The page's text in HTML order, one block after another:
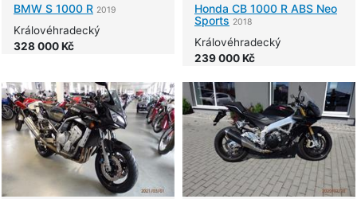
BMW S 1000 R 2019
Královéhradecký
328 000 Kč
Honda CB 1000 R ABS Neo
Sports 2018
Královéhradecký
239 000 Kč